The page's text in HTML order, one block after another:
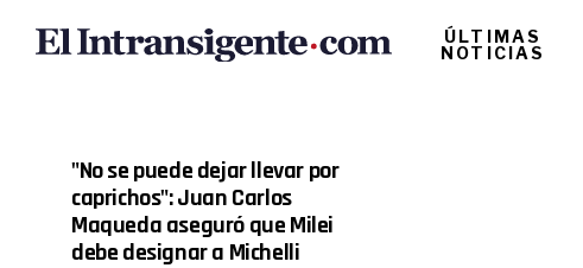
ÚLTIMAS
NOTICIAS
"No se puede dejar llevar por
caprichos": Juan Carlos
Maqueda aseguró que Milei
debe designar a Michelli